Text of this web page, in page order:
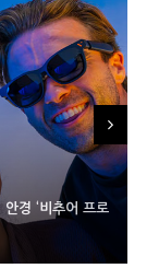
경 ‘비추어 프로
패키징 대기 중
오픈AI